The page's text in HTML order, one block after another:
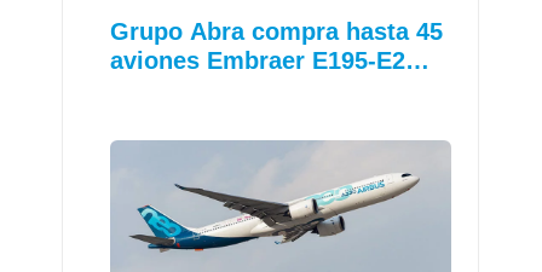
Grupo Abra compra hasta 45
aviones Embraer E195-E2…